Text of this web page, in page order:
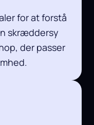
for at forstå
skræddersy
der passer